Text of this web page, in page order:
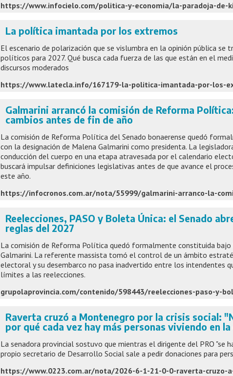
La política imantada por los extremos
El escenario de polarización que se vislumbra en la opinión pública se
políticos para 2027. Qué busca cada fuerza de las que están en el
discursos moderados
https://www.latecla.info/167179-la-politica-imantada-por-los-
Galmarini arrancó la comisión de Reforma
cambios antes de fin de año
La comisión de Reforma Política del Senado bonaerense quedó
con la designación de Malena Galmarini como presidenta. La
conducción del cuerpo en una etapa atravesada por el calendario
buscará impulsar definiciones legislativas antes de que avance el
este año.
Reelecciones, PASO y Boleta Única: el Senado
reglas del 2027
La comisión de Reforma Política quedó formalmente constituida bajo
Galmarini. La referente massista tomó el control de un ámbito
electoral y su desembarco no pasa inadvertido entre los intendentes
límites a las reelecciones.
Raverta cruzó a Montenegro por la crisis social:
por qué cada vez hay más personas viviendo en
La senadora provincial sostuvo que mientras el dirigente del PRO "se
propio secretario de Desarrollo Social sale a pedir donaciones para